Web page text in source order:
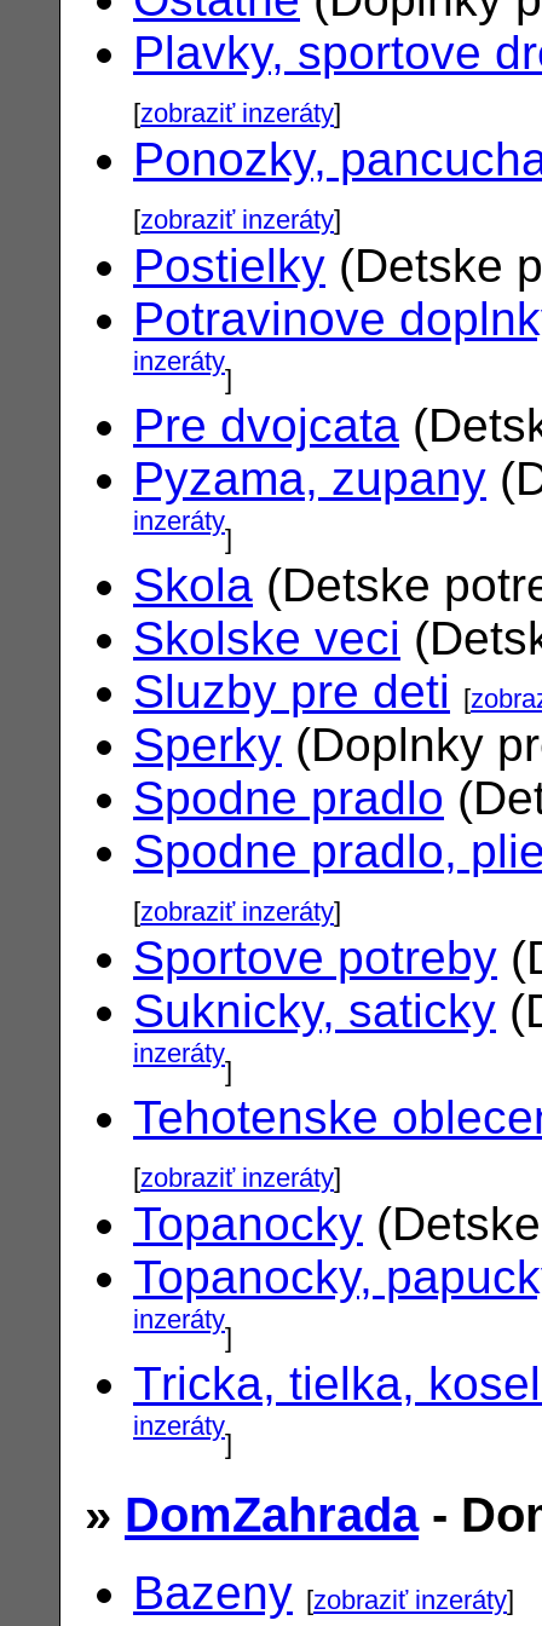
Plavky, sportove
[zobraziť inzeráty]
Ponozky,
[zobraziť inzeráty]
Postielky (Detske
Potravinove
inzeráty]
Pre dvojcata
Pyzama, zupany
inzeráty]
Skola (Detske
Skolske veci
Sluzby pre deti [
Sperky (Doplnky
Spodne pradlo
Spodne pradlo,
[zobraziť inzeráty]
Sportove potreby
Suknicky, saticky
inzeráty]
Tehotenske
[zobraziť inzeráty]
Topanocky
Topanocky,
inzeráty]
Tricka, tielka,
inzeráty]
» DomZahrada-
Bazeny [zobraziť inzeráty]